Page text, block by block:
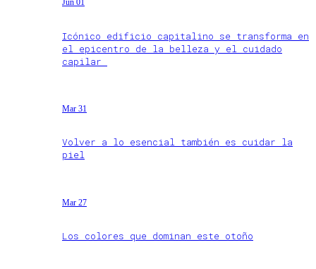
Jun 01
Icónico edificio capitalino se transforma en
el epicentro de la belleza y el cuidado
capilar
Mar 31
Volver a lo esencial también es cuidar la
piel
Mar 27
Los colores que dominan este otoño